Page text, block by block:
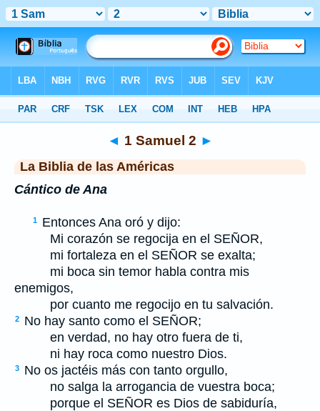
◄ 1 Samuel 2 ►
La Biblia de las Américas
Cántico de Ana
1
Entonces Ana oró y dijo:
Mi corazón se regocija en el SEÑOR,
mi fortaleza en el SEÑOR se exalta;
mi boca sin temor habla contra mis
enemigos,
por cuanto me regocijo en tu salvación.
2 No hay santo como el SEÑOR;
en verdad, no hay otro fuera de ti,
ni hay roca como nuestro Dios.
3
No os jactéis más con tanto orgullo,
no salga la arrogancia de vuestra boca;
porque el SEÑOR es Dios de sabiduría,